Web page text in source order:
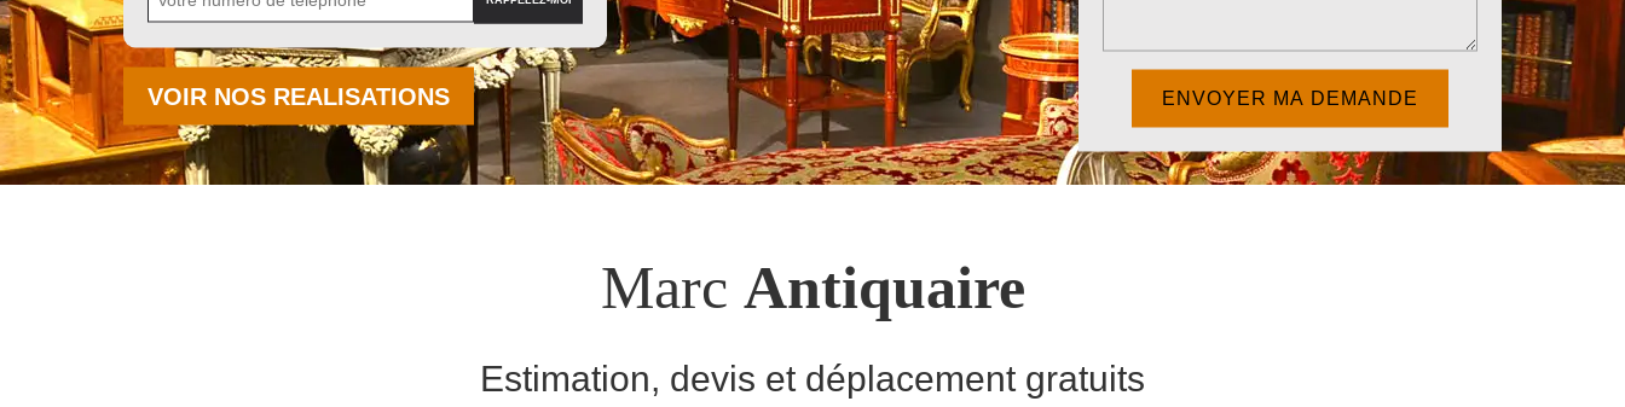
VOIR NOS REALISATIONS
Marc Antiquaire
Estimation, devis et déplacement gratuits